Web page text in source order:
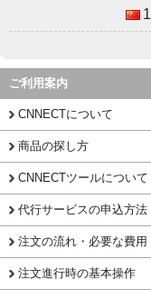
1
ご利用案内
CNNECTについて
商品の探し方
CNNECTツールについて
代行サービスの申込方法
注文の流れ・必要な費用
注文進行時の基本操作